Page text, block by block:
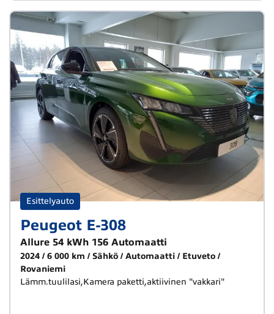
Esittelyauto
Peugeot E-308
Allure 54 kWh 156 Automaatti
2024 6 000 km Sähkö Automaatti
Etuveto
Rovaniemi
Lämm.tuulilasi,Kamera paketti,aktiivinen "vakkari"